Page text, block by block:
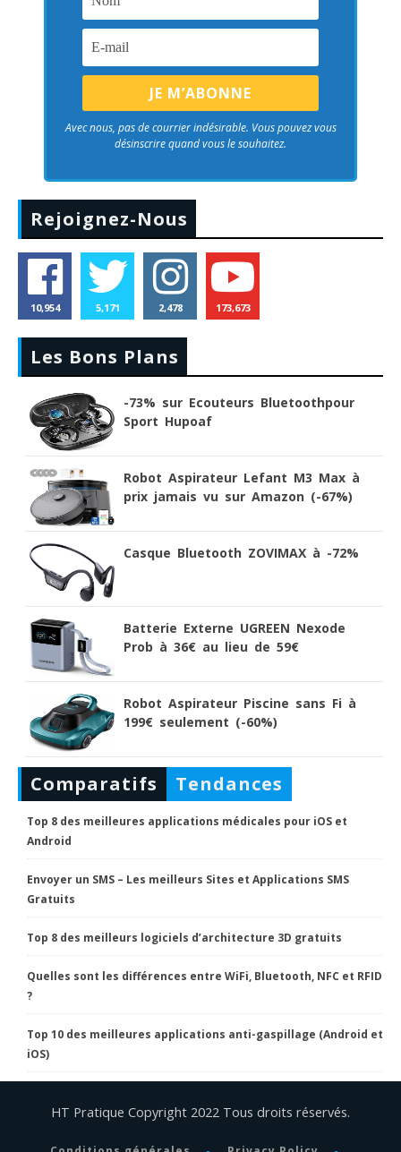
Avec nous, pas de courrier indésirable. Vous pouvez vous
désinscrire quand vous le souhaitez.
Rejoignez-Nous
10,954 5,171 2,478 173,673
Les Bons Plans
-73% sur Ecouteurs Bluetoothpour
Sport Hupoaf
Robot Aspirateur Lefant M3 Max à
prix jamais vu sur Amazon (-67%)
Casque Bluetooth ZOVIMAX à -72%
Batterie Externe UGREEN Nexode
Prob à 36€ au lieu de 59€
Robot Aspirateur Piscine sans Fi à
199€ seulement (-60%)
Comparatifs Tendances
Top 8 des meilleures applications médicales pour iOS et
Android
Envoyer un SMS – Les meilleurs Sites et Applications SMS
Gratuits
Top 8 des meilleurs logiciels d’architecture 3D gratuits
Quelles sont les différences entre WiFi, Bluetooth, NFC et RFID
?
Top 10 des meilleures applications anti-gaspillage (Android et
iOS)
HT Pratique Copyright 2022 Tous droits réservés.